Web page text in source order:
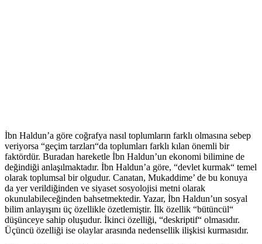
İbn Haldun’a göre coğrafya nasıl toplumların farklı olmasına sebep
veriyorsa “geçim tarzları“da toplumları farklı kılan önemli bir
faktördür. Buradan hareketle İbn Haldun’un ekonomi bilimine de
değindiği anlaşılmaktadır. İbn Haldun’a göre, “devlet kurmak“ temel
olarak toplumsal bir olgudur. Canatan, Mukaddime’ de bu konuya
da yer verildiğinden ve siyaset sosyolojisi metni olarak
okunulabileceğinden bahsetmektedir. Yazar, İbn Haldun’un sosyal
bilim anlayışını üç özellikle özetlemiştir. İlk özellik “bütüncül“
düşünceye sahip oluşudur. İkinci özelliği, “deskriptif“ olmasıdır.
Üçüncü özelliği ise olaylar arasında nedensellik ilişkisi kurmasıdır.